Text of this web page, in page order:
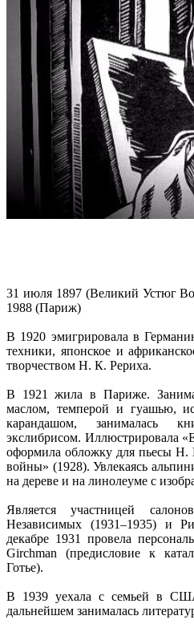
31 июля 1897 (Великий Устюг
1988 (Париж)
В 1920 эмигрировала в
техники, японское и
творчеством Н. К. Рериха.
В 1921 жила в Париже.
маслом, темперой и гуашью,
карандашом, занималась
экслибрисом. Иллюстрировала
оформила обложку для пьесы Н.
войны» (1928). Увлекаясь
на дереве и на линолеуме с
Является участницей
Независимых (1931–1935) и
декабре 1931 провела
Girchman (предисловие к
Готье).
В 1939 уехала с семьей в
дальнейшем занималась